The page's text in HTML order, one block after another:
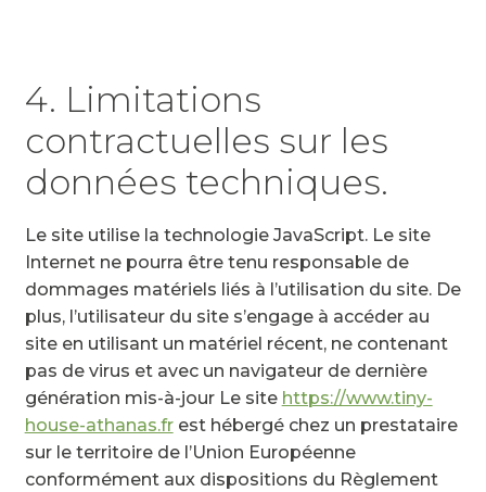
4. Limitations
contractuelles sur les
données techniques.
Le site utilise la technologie JavaScript. Le site
Internet ne pourra être tenu responsable de
dommages matériels liés à l’utilisation du site. De
plus, l’utilisateur du site s’engage à accéder au
site en utilisant un matériel récent, ne contenant
pas de virus et avec un navigateur de dernière
génération mis-à-jour Le site https://www.tiny-
house-athanas.frest hébergé chez un prestataire
sur le territoire de l’Union Européenne
conformément aux dispositions du Règlement